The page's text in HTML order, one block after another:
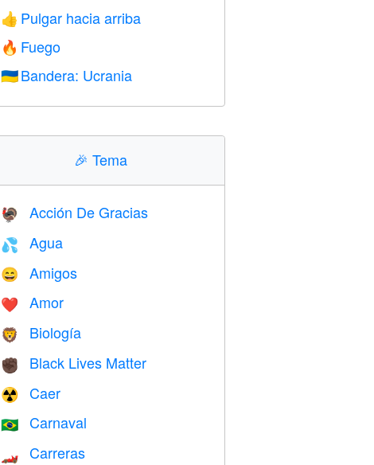
👍 Pulgar hacia arriba
🔥 Fuego
🇺🇦 Bandera: Ucrania
🎉Tema
🦃 Acción De Gracias
💦 Agua
😄 Amigos
❤️️ Amor
🦁 Biología
✊🏿 Black Lives Matter
☢️ Caer
🇧🇷 Carnaval
🏎 Carreras